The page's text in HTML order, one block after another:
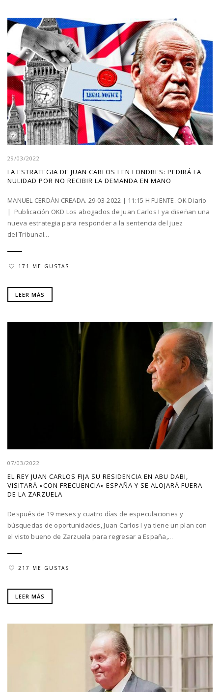
29/03/2022
LA ESTRATEGIA DE JUAN CARLOS I EN LONDRES: PEDIRÁ LA
NULIDAD POR NO RECIBIR LA DEMANDA EN MANO
MANUEL CERDÁN CREADA. 29-03-2022 | 11:15 H FUENTE. OK Diario
| Publicación OKD Los abogados de Juan Carlos I ya diseñan una
nueva estrategia para responder a la sentencia del juez
del Tribunal...
171 ME GUSTAS
LEER MÁS
07/03/2022
EL REY JUAN CARLOS FIJA SU RESIDENCIA EN ABU DABI,
VISITARÁ «CON FRECUENCIA» ESPAÑA Y SE ALOJARÁ FUERA
DE LA ZARZUELA
Después de 19 meses y cuatro días de especulaciones y
búsquedas de oportunidades, Juan Carlos I ya tiene un plan con
el visto bueno de Zarzuela para regresar a España,...
217 ME GUSTAS
LEER MÁS